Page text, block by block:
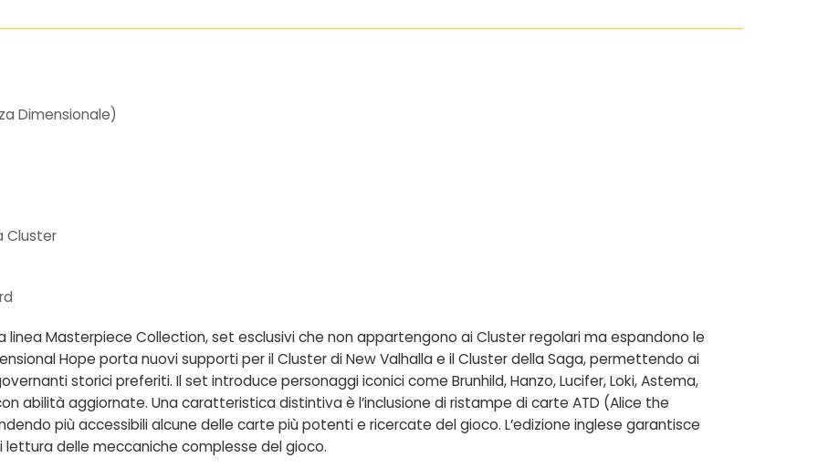
Dimensionale)
Cluster
linea Masterpiece Collection, set esclusivi che non appartengono ai Cluster regolari ma espandono le
Hope porta nuovi supporti per il Cluster di New Valhalla e il Cluster della Saga, permettendo ai
storici preferiti. Il set introduce personaggi iconici come Brunhild, Hanzo, Lucifer, Loki, Astema,
abilità aggiornate. Una caratteristica distintiva è l’inclusione di ristampe di carte ATD (Alice the
più accessibili alcune delle carte più potenti e ricercate del gioco. L’edizione inglese garantisce
delle meccaniche complesse del gioco.